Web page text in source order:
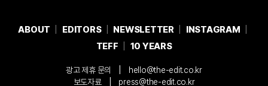
ABOUT EDITORS NEWSLETTER
INSTAGRAM
TEFF
10 YEARS
광고 제휴 문의
hello@the-edit.co.kr
보도자료
press@the-edit.co.kr